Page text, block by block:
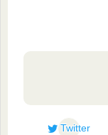
Twitter